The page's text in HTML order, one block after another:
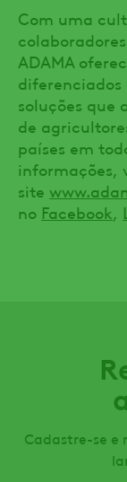
Com uma
ADAMA
soluções que
de
países em
informações,
site
no Facebook
Cadastre-se e